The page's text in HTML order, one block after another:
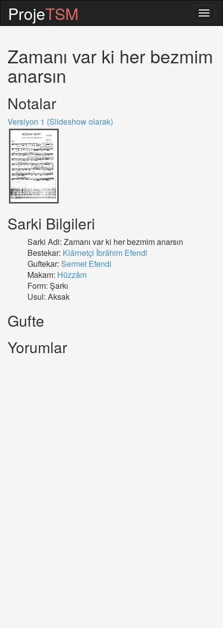
ProjeTSM
Zamanı var ki her bezmim
anarsın
Notalar
Versiyon 1 (Slideshow olarak)
Sarki Bilgileri
Sarki Adi: Zamanı var ki her bezmim anarsın
Bestekar: Klârnetçi İbrâhim Efendi
Guftekar: Sermet Efendi
Makam: Hüzzâm
Form: Şarkı
Usul: Aksak
Gufte
Yorumlar